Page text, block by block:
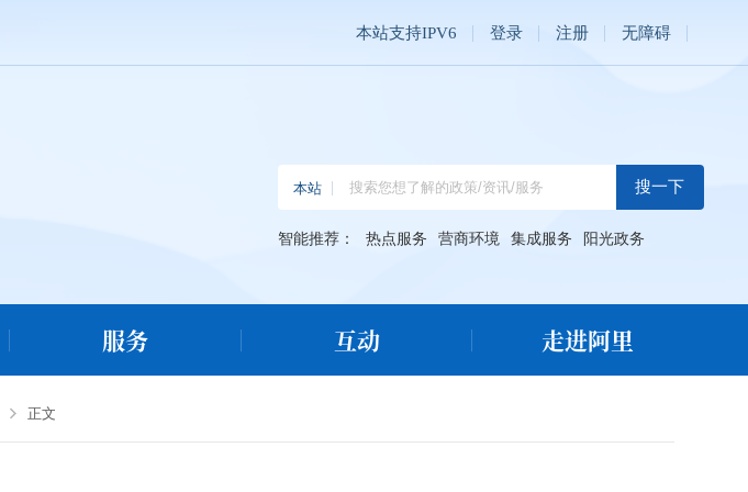
本站支持IPV6 登录 注册 无障碍
智能推荐： 热点服务 营商环境 集成服务 阳光政务
服务 互动 走进阿里
正文